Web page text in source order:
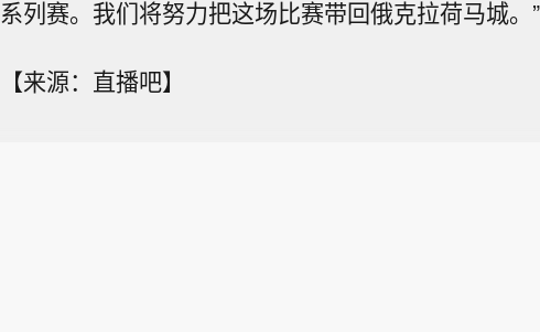
系列赛。我们将努力把这场比赛带回俄克拉荷马城。”
【来源：直播吧】